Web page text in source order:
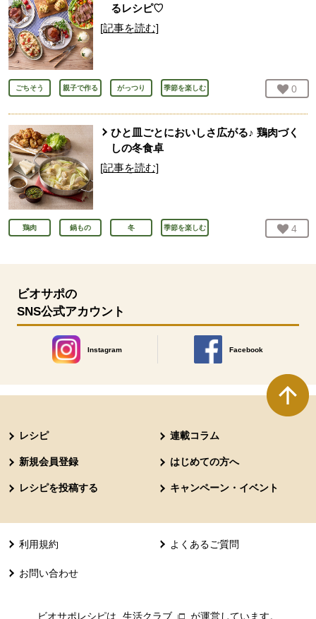
るレシピ♡
[記事を読む]
ごちそう 親子で作る がっつり 季節を楽しむ お気
0
ひと皿ごとにおいしさ広がる♪ 鶏肉づく
しの冬食卓
[記事を読む]
鶏肉 鍋もの 冬 季節を楽しむ お気
4
ビオサポの
SNS公式アカウント
Instagram
別のウィンドウで開きます。
Facebook
別のウィンドウで開きます
レシピ 連載コラム
新規会員登録 はじめての方へ
レシピを投稿する キャンペーン・イベント
利用規約 よくあるご質問
お問い合わせ
ビオサポレシピは 生活クラブ 別のウィンドウで開きます。
が運営しています。